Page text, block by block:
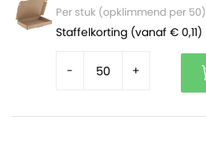
Per stuk (opklimmend per 50)
Staffelkorting (vanaf € 0,11)
- +